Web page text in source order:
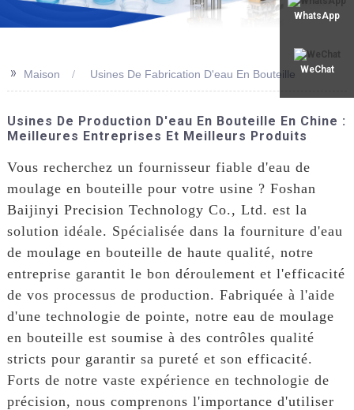
WhatsApp
WeChat
>> Maison Usines De Fabrication D'eau En Bouteille
Usines De Production D'eau En Bouteille En Chine :
Meilleures Entreprises Et Meilleurs Produits
Vous recherchez un fournisseur fiable d'eau de
moulage en bouteille pour votre usine ? Foshan
Baijinyi Precision Technology Co., Ltd. est la
solution idéale. Spécialisée dans la fourniture d'eau
de moulage en bouteille de haute qualité, notre
entreprise garantit le bon déroulement et l'efficacité
de vos processus de production. Fabriquée à l'aide
d'une technologie de pointe, notre eau de moulage
en bouteille est soumise à des contrôles qualité
stricts pour garantir sa pureté et son efficacité.
Forts de notre vaste expérience en technologie de
précision, nous comprenons l'importance d'utiliser